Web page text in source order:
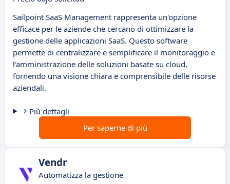
Sailpoint SaaS Management rappresenta un'opzione
efficace per le aziende che cercano di ottimizzare la
gestione delle applicazioni SaaS. Questo software
permette di centralizzare e semplificare il monitoraggio e
l'amministrazione delle soluzioni basate su cloud,
fornendo una visione chiara e comprensibile delle risorse
aziendali.
Più dettagli
Per saperne di più
Vendr
Automatizza la gestione